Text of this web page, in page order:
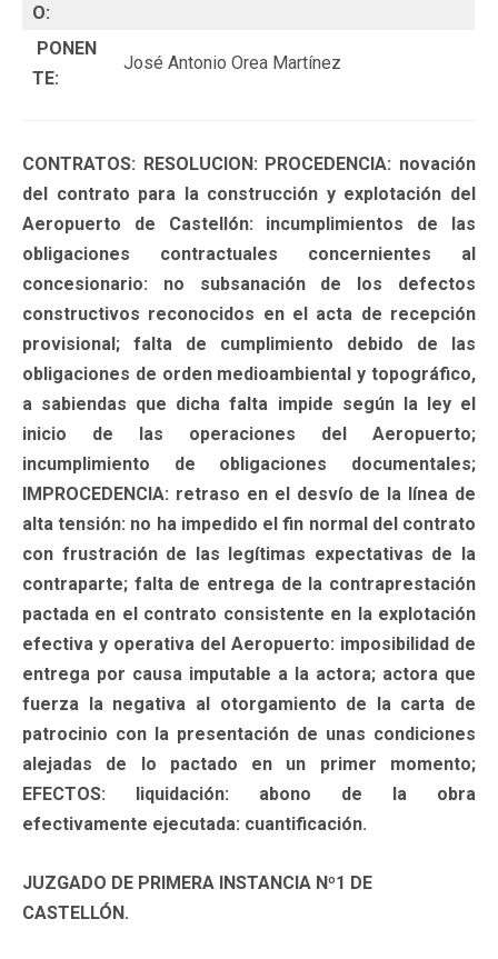
O:
PONEN
TE:
José Antonio Orea Martínez
CONTRATOS: RESOLUCION: PROCEDENCIA: novación
del contrato para la construcción y explotación del
Aeropuerto de Castellón: incumplimientos de las
obligaciones contractuales concernientes al
concesionario: no subsanación de los defectos
constructivos reconocidos en el acta de recepción
provisional; falta de cumplimiento debido de las
obligaciones de orden medioambiental y topográfico,
a sabiendas que dicha falta impide según la ley el
inicio de las operaciones del Aeropuerto;
incumplimiento de obligaciones documentales;
IMPROCEDENCIA: retraso en el desvío de la línea de
alta tensión: no ha impedido el fin normal del contrato
con frustración de las legítimas expectativas de la
contraparte; falta de entrega de la contraprestación
pactada en el contrato consistente en la explotación
efectiva y operativa del Aeropuerto: imposibilidad de
entrega por causa imputable a la actora; actora que
fuerza la negativa al otorgamiento de la carta de
patrocinio con la presentación de unas condiciones
alejadas de lo pactado en un primer momento;
EFECTOS: liquidación: abono de la obra
efectivamente ejecutada: cuantificación.
JUZGADO DE PRIMERA INSTANCIA Nº1 DE
CASTELLÓN.